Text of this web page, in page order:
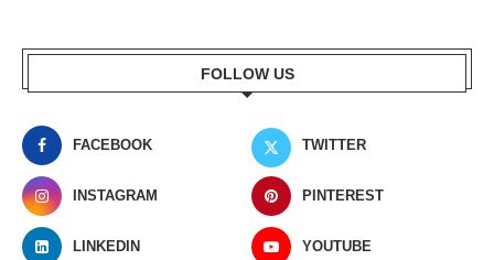
FOLLOW US
FACEBOOK TWITTER
INSTAGRAM PINTEREST
LINKEDIN YOUTUBE